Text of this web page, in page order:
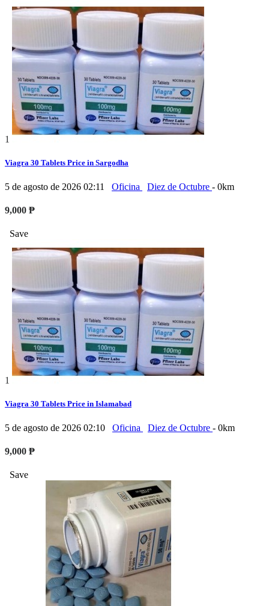
1
Viagra 30 Tablets Price in Sargodha
5 de agosto de 2026 02:11 Oficina Diez de Octubre - 0km
9,000 ₱
Save
1
Viagra 30 Tablets Price in Islamabad
5 de agosto de 2026 02:10 Oficina Diez de Octubre - 0km
9,000 ₱
Save